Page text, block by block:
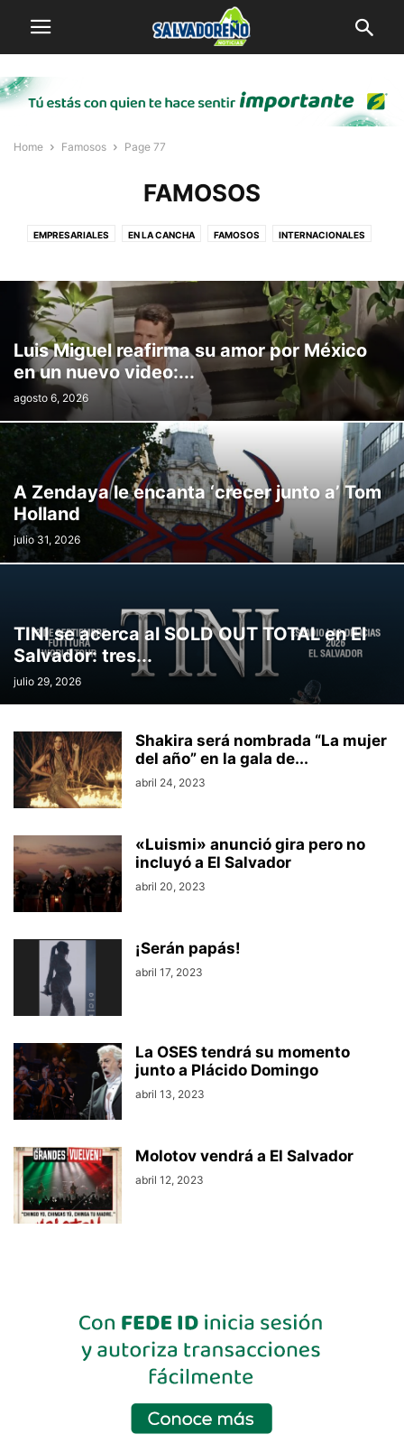
Home Famosos Page 77
FAMOSOS
EMPRESARIALES EN LA CANCHA FAMOSOS INTERNACIONALES
Luis Miguel reafirma su amor por México
en un nuevo video:...
agosto 6, 2026
A Zendaya le encanta ‘crecer junto a’ Tom
Holland
julio 31, 2026
TINI se acerca al SOLD OUT TOTAL en El
Salvador: tres...
julio 29, 2026
Shakira será nombrada “La mujer
del año” en la gala de...
abril 24, 2023
«Luismi» anunció gira pero no
incluyó a El Salvador
abril 20, 2023
¡Serán papás!
abril 17, 2023
La OSES tendrá su momento
junto a Plácido Domingo
abril 13, 2023
Molotov vendrá a El Salvador
abril 12, 2023